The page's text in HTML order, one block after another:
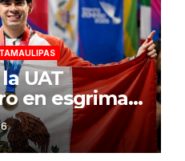
UAT
en esgrima
2026